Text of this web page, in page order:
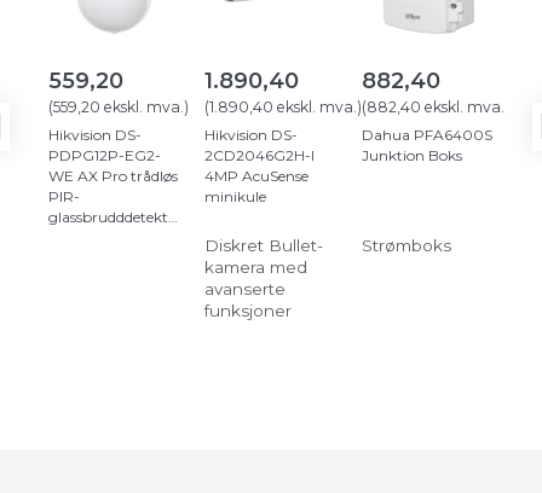
559,20
(559,20 ekskl. mva.)
Hikvision DS-
PDPG12P-EG2-
WE AX Pro trådløs
PIR-
glassbrudddetektor
1.890,40
(1.890,40 ekskl. mva.)
Hikvision DS-
2CD2046G2H-I
4MP AcuSense
minikule
Diskret Bullet-
kamera med
avanserte
funksjoner
882,40
(882,40 ekskl. mva.)
Dahua PFA6400S
Junktion Boks
Strømboks